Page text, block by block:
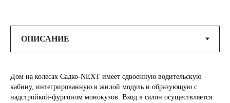
Дом на колесах Садко-NEXT имеет сдвоенную водительскую
кабину, интегрированную в жилой модуль и образующую с
надстройкой-фургоном монокузов. Вход в салон осуществляется